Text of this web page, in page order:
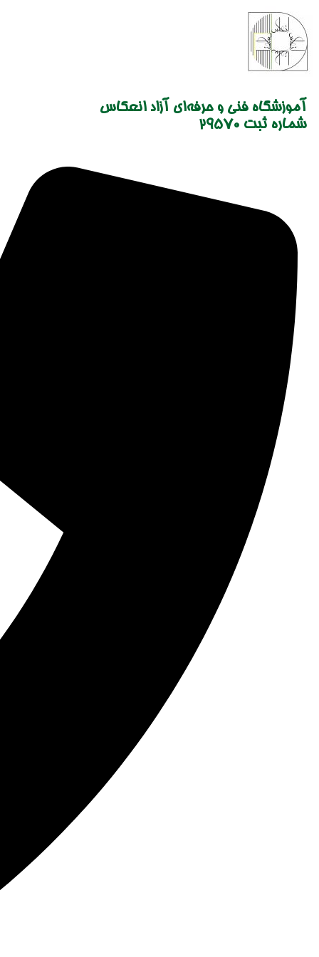
content
آموزشگاه فنی و حرفه‌ای آزاد انعکاس
شماره ثبت 29570